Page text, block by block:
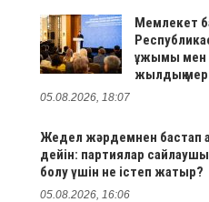
Мемлекет
ұжымы мен
жылдық
05.08.2026, 18:07
Жедел жәрдемнен бастап
дейін: партиялар
болу үшін не істеп жатыр?
05.08.2026, 16:06